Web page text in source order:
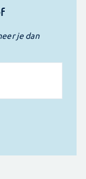
je dan